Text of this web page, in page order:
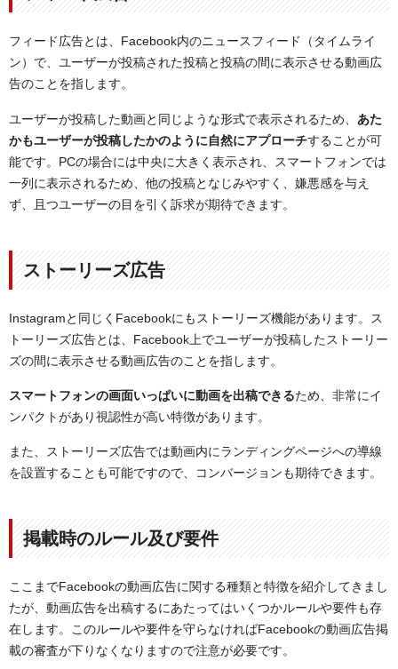
フィード広告とは、Facebook内のニュースフィード（タイムライ
ン）で、ユーザーが投稿された投稿と投稿の間に表示させる動画広
告のことを指します。
ユーザーが投稿した動画と同じような形式で表示されるため、 あた
かもユーザーが投稿したかのように自然にアプローチすることが可
能です。PCの場合には中央に大きく表示され、スマートフォンでは
一列に表示されるため、他の投稿となじみやすく、嫌悪感を与え
ず、且つユーザーの目を引く訴求が期待できます。
ストーリーズ広告
Instagramと同じくFacebookにもストーリーズ機能があります。ス
トーリーズ広告とは、Facebook上でユーザーが投稿したストーリー
ズの間に表示させる動画広告のことを指します。
スマートフォンの画面いっぱいに動画を出稿できるため、非常にイ
ンパクトがあり視認性が高い特徴があります。
また、ストーリーズ広告では動画内にランディングページへの導線
を設置することも可能ですので、コンバージョンも期待できます。
掲載時のルール及び要件
ここまでFacebookの動画広告に関する種類と特徴を紹介してきまし
たが、動画広告を出稿するにあたってはいくつかルールや要件も存
在します。このルールや要件を守らなければFacebookの動画広告掲
載の審査が下りなくなりますので注意が必要です。